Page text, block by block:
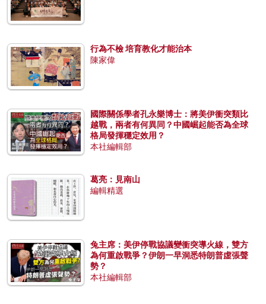
行為不檢 培育教化才能治本
陳家偉
國際關係學者孔永樂博士：將美伊衝突類比
越戰，兩者有何異同？中國崛起能否為全球
格局發揮穩定效用？
本社編輯部
葛亮：見南山
編輯精選
兔主席：美伊停戰協議變衝突導火線，雙方
為何重啟戰爭？伊朗一早洞悉特朗普虛張聲
勢？
本社編輯部